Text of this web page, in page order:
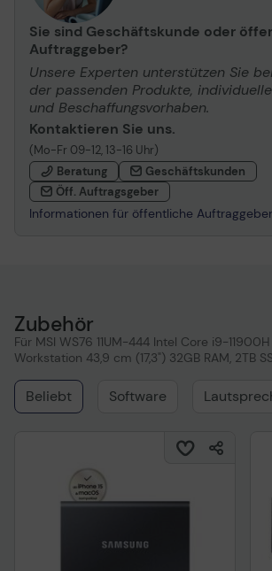
Sie sind Geschäftskunde oder
Auftraggeber?
Unsere Experten unterstützen Sie
der passenden Produkte,
und Beschaffungsvorhaben.
Kontaktieren Sie uns.
(Mo-Fr 09-12, 13-16 Uhr)
Beratung
Geschäftskunden
Öff. Auftragsgeber
Informationen für öffentliche Auftraggeber
Zubehör
Für MSI WS76 11UM-444 Intel Core i9-
Workstation 43,9 cm (17,3") 32GB RAM, 2TB
Beliebt Software